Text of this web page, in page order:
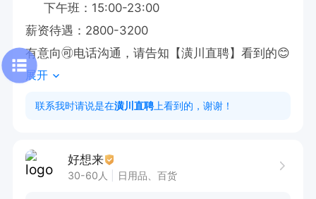
     下午班：15:00-23:00
薪资待遇：2800-3200
有意向🉑电话沟通，请告知【潢川直聘】看到的😊
展开
联系我时请说是在潢川直聘 上看到的，谢谢！
好想来
30-60人 日用品、百货